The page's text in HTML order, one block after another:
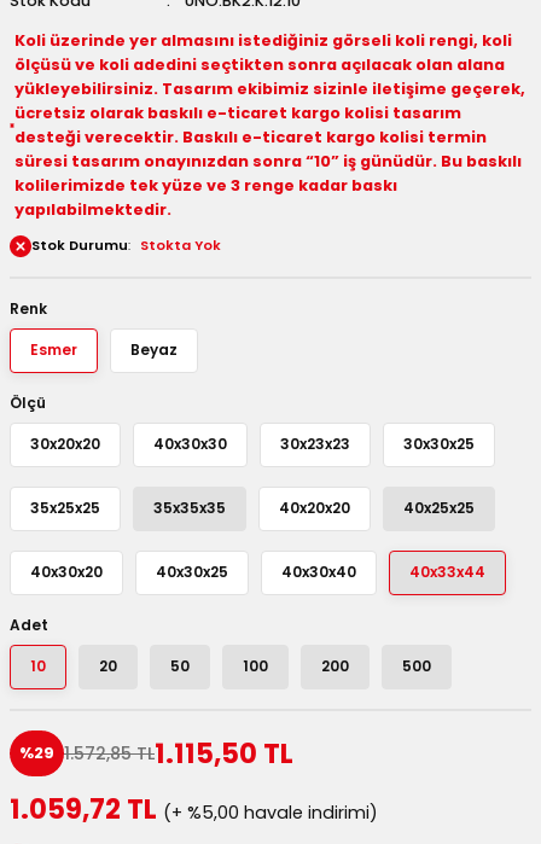
Kutuları
Kutular
ve Koliler
Koli üzerinde yer almasını istediğiniz görseli koli rengi, koli
ölçüsü ve koli adedini seçtikten sonra açılacak olan alana
yükleyebilirsiniz. Tasarım ekibimiz sizinle iletişime geçerek,
ücretsiz olarak baskılı e-ticaret kargo kolisi tasarım
desteği verecektir. Baskılı e-ticaret kargo kolisi termin
süresi tasarım onayınızdan sonra “10” iş günüdür. Bu baskılı
kolilerimizde tek yüze ve 3 renge kadar baskı
yapılabilmektedir.
Stok Durumu Stokta Yok
Renk
Esmer Beyaz
Ölçü
30x20x20 40x30x30 30x23x23 30x30x25
35x25x25 35x35x35 40x20x20 40x25x25
40x30x20 40x30x25 40x30x40 40x33x44
Adet
10 20 50 100 200 500
%29 1.572,85 TL1.115,50 TL
1.059,72 TL (+ %5,00 havale indirimi)